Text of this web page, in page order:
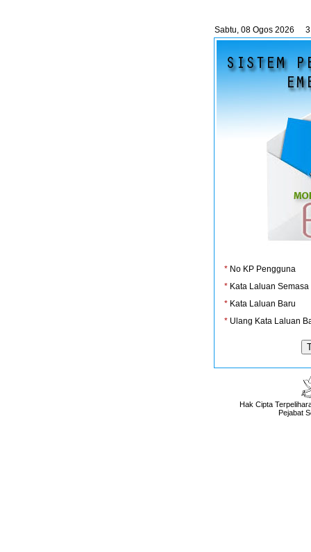
Sabtu, 08 Ogos 2026
*No KP Pengguna
*Kata Laluan Semasa
*Kata Laluan Baru
*Ulang Kata Laluan
Hak Cipta
Pejabat